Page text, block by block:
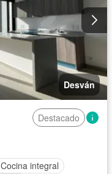
Desván
Destacado
Cocina integral